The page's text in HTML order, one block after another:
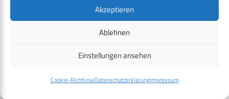
Akzeptieren
Ablehnen
Einstellungen ansehen
Cookie-RichtlinieDatenschutzerklärungImpressum